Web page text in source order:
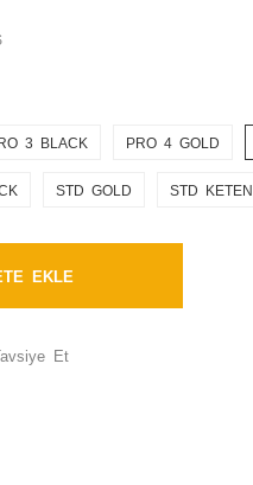
3 BLACK PRO 4 GOLD
STD GOLD STD KETEN
EKLE
Et